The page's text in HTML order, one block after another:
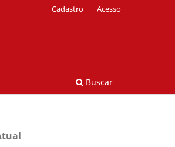
Buscar
Cadastro Acesso